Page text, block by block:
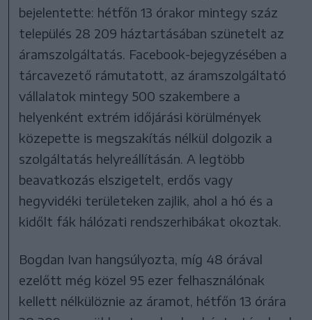
bejelentette: hétfőn 13 órakor mintegy száz
település 28 209 háztartásában szünetelt az
áramszolgáltatás. Facebook-bejegyzésében a
tárcavezető rámutatott, az áramszolgáltató
vállalatok mintegy 500 szakembere a
helyenként extrém időjárási körülmények
közepette is megszakítás nélkül dolgozik a
szolgáltatás helyreállításán. A legtöbb
beavatkozás elszigetelt, erdős vagy
hegyvidéki területeken zajlik, ahol a hó és a
kidőlt fák hálózati rendszerhibákat okoztak.
Bogdan Ivan hangsúlyozta, míg 48 órával
ezelőtt még közel 95 ezer felhasználónak
kellett nélkülöznie az áramot, hétfőn 13 órára